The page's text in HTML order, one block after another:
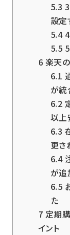
5.3
設定
5.4
5.5
6 楽天
6.1
が統
6.2
以上
6.3
更さ
6.4
が追
6.5
た
7 定期
イント